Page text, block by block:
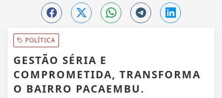
POLÍTICA
GESTÃO SÉRIA E
COMPROMETIDA, TRANSFORMA
O BAIRRO PACAEMBU.